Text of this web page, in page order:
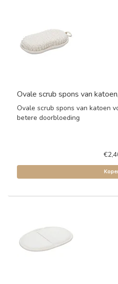
Ovale scrub spons van
Ovale scrub spons van katoen
betere doorbloeding